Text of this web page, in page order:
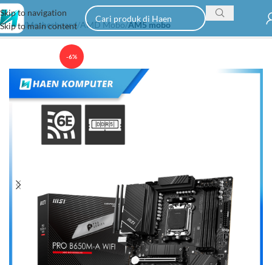
Skip to navigation
Skip to main content
Home Motherboard AMD Mobo AM5 mobo
-6%